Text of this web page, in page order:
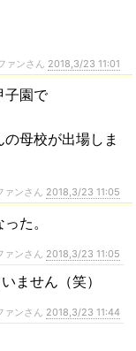
ンさん 2018,3/23 11:01
子園で
母校が出場しま
ンさん 2018,3/23 11:05
た。
ンさん 2018,3/23 11:05
ません（笑）
ンさん 2018,3/23 11:44